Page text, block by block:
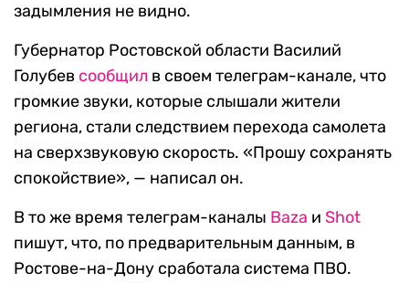
задымления не видно.
Губернатор Ростовской области Василий
Голубев сообщил в своем телеграм-канале, что
громкие звуки, которые слышали жители
региона, стали следствием перехода самолета
на сверхзвуковую скорость. «Прошу сохранять
спокойствие», — написал он.
В то же время телеграм-каналы Baza и Shot
пишут, что, по предварительным данным, в
Ростове-на-Дону сработала система ПВО.